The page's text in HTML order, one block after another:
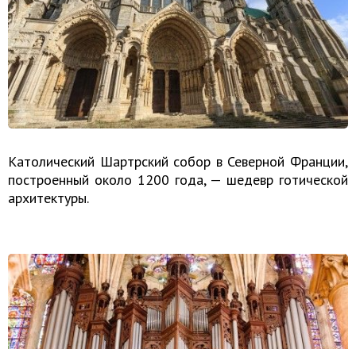
Католический Шартрский собор в Северной Франции,
построенный около 1200 года, — шедевр готической
архитектуры.